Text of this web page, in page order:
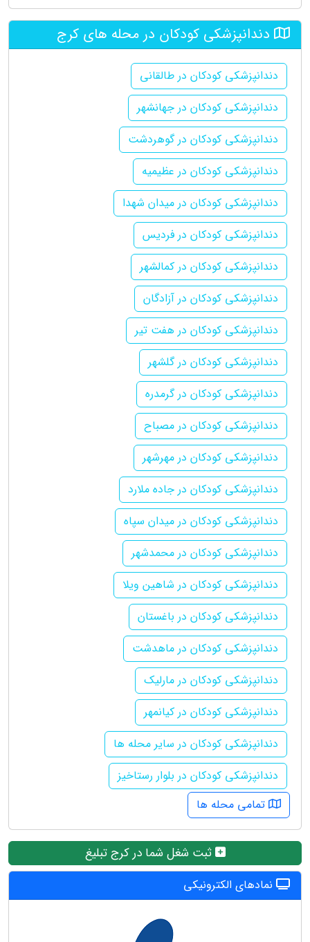
دندانپزشکی کودکان در محله های کرج
دندانپزشکی کودکان در طالقانی
دندانپزشکی کودکان در جهانشهر
دندانپزشکی کودکان در گوهردشت
دندانپزشکی کودکان در عظیمیه
دندانپزشکی کودکان در میدان شهدا
دندانپزشکی کودکان در فردیس
دندانپزشکی کودکان در کمالشهر
دندانپزشکی کودکان در آزادگان
دندانپزشکی کودکان در هفت تیر
دندانپزشکی کودکان در گلشهر
دندانپزشکی کودکان در گرمدره
دندانپزشکی کودکان در مصباح
دندانپزشکی کودکان در مهرشهر
دندانپزشکی کودکان در جاده ملارد
دندانپزشکی کودکان در میدان سپاه
دندانپزشکی کودکان در محمدشهر
دندانپزشکی کودکان در شاهین ویلا
دندانپزشکی کودکان در باغستان
دندانپزشکی کودکان در ماهدشت
دندانپزشکی کودکان در مارلیک
دندانپزشکی کودکان در کیانمهر
دندانپزشکی کودکان در سایر محله ها
دندانپزشکی کودکان در بلوار رستاخیز
تمامی محله ها
ثبت شغل شما در کرج تبلیغ
نمادهای الکترونیکی